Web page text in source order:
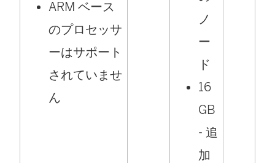
ARM ベース
のプロセッサ
ーはサポート
されていませ
ん
ノ
ー
ド
16
GB
- 追
加